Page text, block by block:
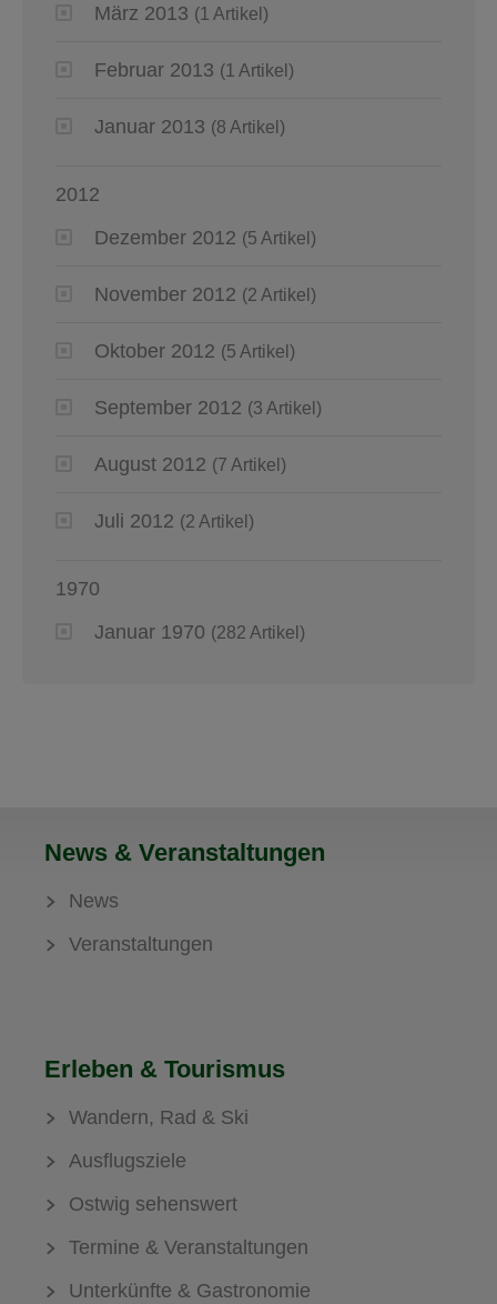
März 2013 (1 Artikel)
Februar 2013 (1 Artikel)
Januar 2013 (8 Artikel)
2012
Dezember 2012 (5 Artikel)
November 2012 (2 Artikel)
Oktober 2012 (5 Artikel)
September 2012 (3 Artikel)
August 2012 (7 Artikel)
Juli 2012 (2 Artikel)
1970
Januar 1970 (282 Artikel)
News & Veranstaltungen
News
Veranstaltungen
Erleben & Tourismus
Wandern, Rad & Ski
Ausflugsziele
Ostwig sehenswert
Termine & Veranstaltungen
Unterkünfte & Gastronomie